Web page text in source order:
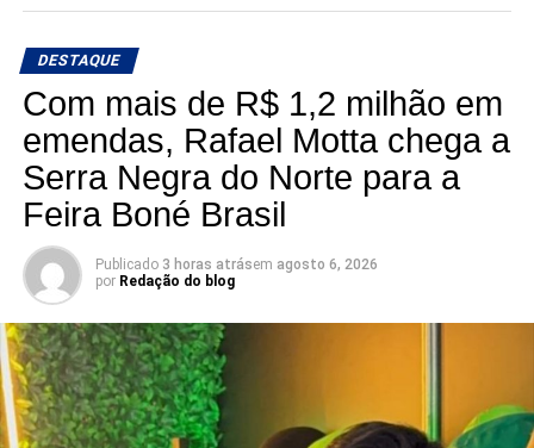
DESTAQUE
Com mais de R$ 1,2 milhão em
emendas, Rafael Motta chega a
Serra Negra do Norte para a
Feira Boné Brasil
Publicado 3 horas atrásem agosto 6, 2026
por Redação do blog